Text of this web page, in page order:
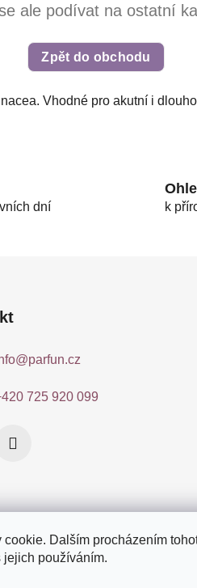
Dalším procházením
používáním.
ale podívat na ostatní
Zpět do obchodu
Vhodné pro akutní i
dní k
@parfun.cz
725 920 099
Doprava a platby Podmínky